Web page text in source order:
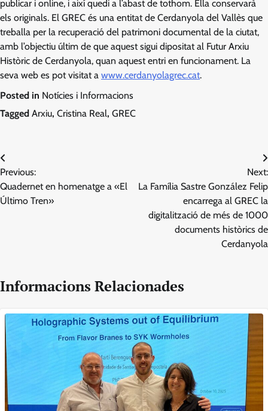
publicar i online, i així quedi a l’abast de tothom. Ella conservarà
els originals. El GREC és una entitat de Cerdanyola del Vallès que
treballa per la recuperació del patrimoni documental de la ciutat,
amb l’objectiu últim de que aquest sigui dipositat al Futur Arxiu
Històric de Cerdanyola, quan aquest entri en funcionament. La
seva web es pot visitat a www.cerdanyolagrec.cat.
Posted in Notícies i Informacions
Tagged Arxiu, Cristina Real, GREC
Navegació
d'entrades
Previous:
Quadernet en homenatge a «El
Último Tren»
Next:
La Família Sastre González Felip
encarrega al GREC la
digitalització de més de 1000
documents històrics de
Cerdanyola
Informacions Relacionades